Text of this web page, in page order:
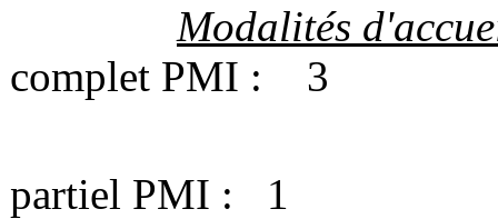
Modalités
complet PMI : 3
partiel PMI : 1